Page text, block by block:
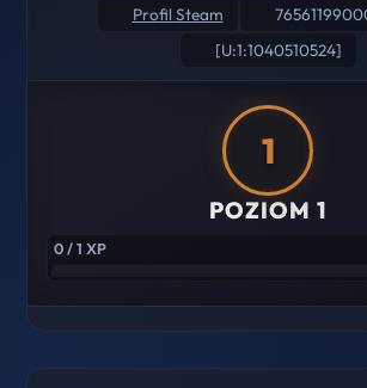
Profil Steam
[U:1:1040510524]
1
POZIOM 1
0 / 1 XP